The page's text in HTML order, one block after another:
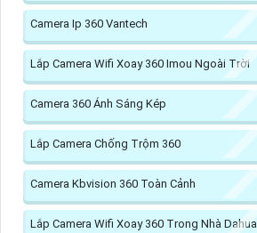
Camera Ip 360 Vantech
Lắp Camera Wifi Xoay 360 Imou Ngoài Trời
Camera 360 Ánh Sáng Kép
Lắp Camera Chống Trộm 360
Camera Kbvision 360 Toàn Cảnh
Lắp Camera Wifi Xoay 360 Trong Nhà Dahua